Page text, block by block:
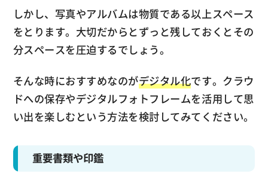
しかし、写真やアルバムは物質である以上スペース
をとります。大切だからとずっと残しておくとその
分スペースを圧迫するでしょう。
そんな時におすすめなのがデジタル化です。クラウ
ドへの保存やデジタルフォトフレームを活用して思
い出を楽しむという方法を検討してみてください。
重要書類や印鑑